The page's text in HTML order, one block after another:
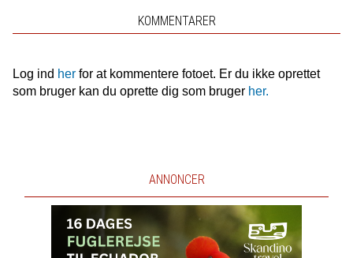
KOMMENTARER
Log ind herfor at kommentere fotoet. Er du ikke oprettet
som bruger kan du oprette dig som bruger her.
ANNONCER